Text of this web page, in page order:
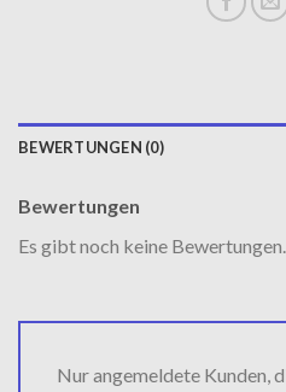
BEWERTUNGEN (0)
Bewertungen
Es gibt noch keine Bewertungen.
Nur angemeldete Kunden,